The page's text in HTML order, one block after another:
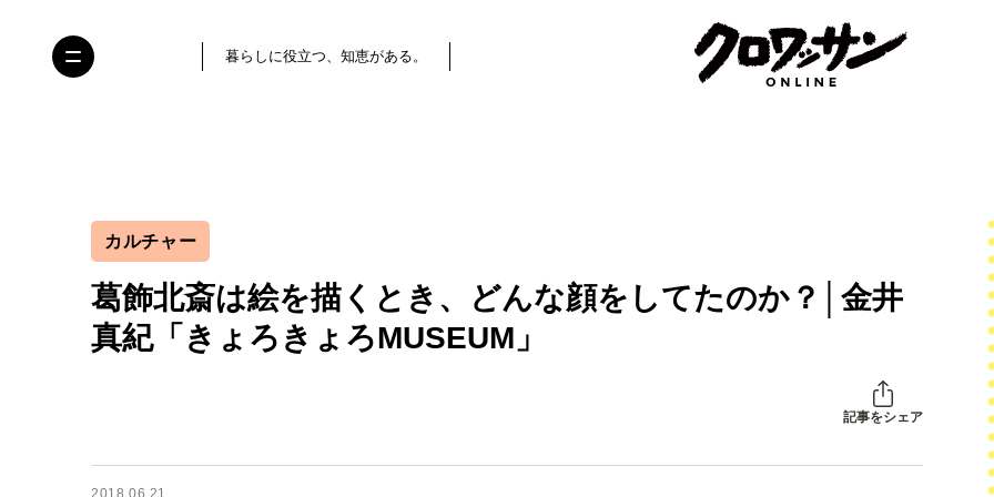
暮らしに役立つ、知恵がある。
カルチャー
葛飾北斎は絵を描くとき、どんな顔をしてたのか？│金井
真紀「きょろきょろMUSEUM」
記事をシェア
2018.06.21